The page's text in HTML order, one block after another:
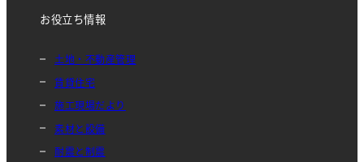
お役立ち情報
土地・不動産管理
賃貸住宅
施工現場だより
素材と設備
耐震と制震